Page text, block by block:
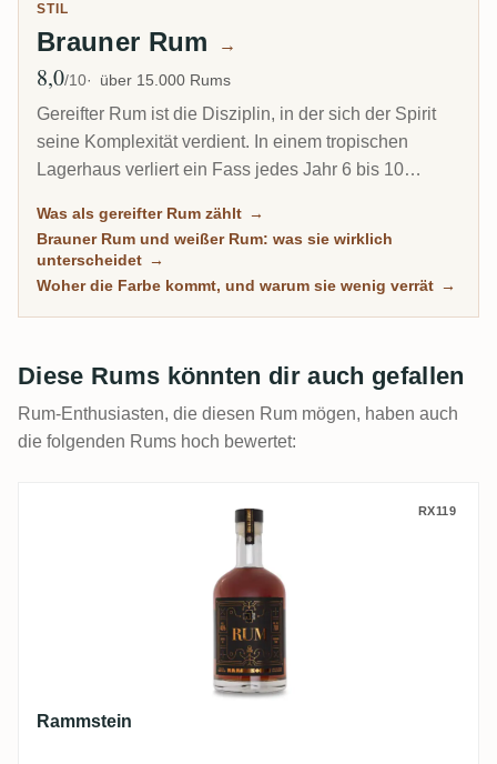
STIL
Brauner Rum →
Ø Bewertung
8,0/10 über 15.000 Rums
Gereifter Rum ist die Disziplin, in der sich der Spirit
seine Komplexität verdient. In einem tropischen
Lagerhaus verliert ein Fass jedes Jahr 6 bis 10
kann ein 8-jähriger Karibik-Rum tiefer schmecken als
ein 20-jähriger Scotch. Diese Übersicht versammelt
jeden Rum auf RumX, der echte Zeit im Holz
Was als gereifter Rum zählt →
Brauner Rum und weißer Rum: was sie wirklich
unterscheidet →
Woher die Farbe kommt, und warum sie wenig verrät →
Diese Rums könnten dir auch gefallen
Rum-Enthusiasten, die diesen Rum mögen, haben auch
die folgenden Rums hoch bewertet:
RX119
Rammstein